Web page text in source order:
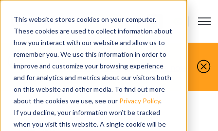
This website stores cookies on your computer.
These cookies are used to collect information about
how you interact with our website and allow us to
remember you. We use this information in order to
improve and customize your browsing experience
and for analytics and metrics about our visitors both
on this website and other media. To find out more
about the cookies we use, see our Privacy Policy.
If you decline, your information won’t be tracked
when you visit this website. A single cookie will be
Open
CONTATO Show
Você faz, nós simulamos.
Agende sua demonstração gratuita hoje
mesmo.